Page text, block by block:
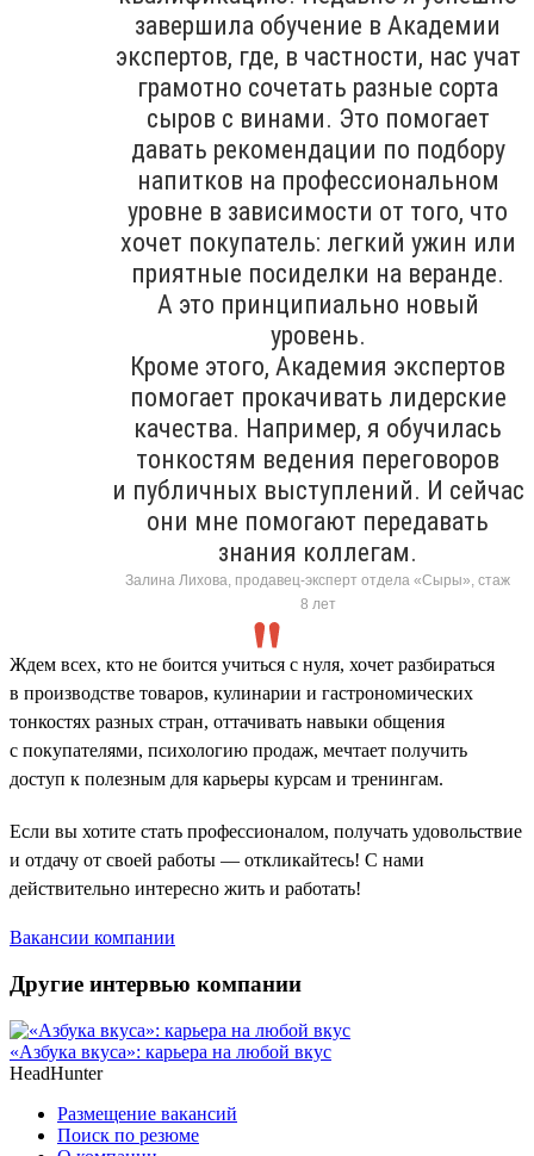
завершила обучение в Академии
экспертов, где, в частности, нас учат
грамотно сочетать разные сорта
сыров с винами. Это помогает
давать рекомендации по подбору
напитков на профессиональном
уровне в зависимости от того, что
хочет покупатель: легкий ужин или
приятные посиделки на веранде.
А это принципиально новый
уровень.
Кроме этого, Академия экспертов
помогает прокачивать лидерские
качества. Например, я обучилась
тонкостям ведения переговоров
и публичных выступлений. И сейчас
они мне помогают передавать
знания коллегам.
Залина Лихова, продавец-эксперт отдела «Сыры», стаж
8 лет
Ждем всех, кто не боится учиться с нуля, хочет разбираться
в производстве товаров, кулинарии и гастрономических
тонкостях разных стран, оттачивать навыки общения
с покупателями, психологию продаж, мечтает получить
доступ к полезным для карьеры курсам и тренингам.
Если вы хотите стать профессионалом, получать удовольствие
и отдачу от своей работы — откликайтесь! С нами
действительно интересно жить и работать!
Вакансии компании
Другие интервью компании
«Азбука вкуса»: карьера на любой вкус
HeadHunter
Размещение вакансий
Поиск по резюме